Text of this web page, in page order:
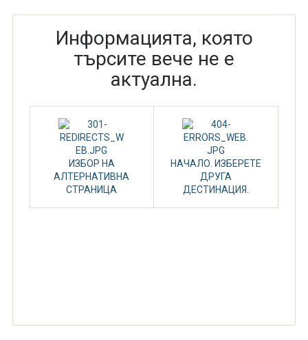
Информацията, която
търсите вече не е
актуална.
ИЗБОР НА
АЛТЕРНАТИВНА
СТРАНИЦА
НАЧАЛО. ИЗБЕРЕТЕ
ДРУГА
ДЕСТИНАЦИЯ.